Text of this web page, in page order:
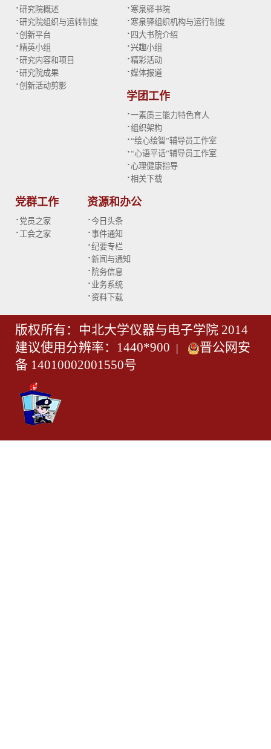
·研究院概述
·研究院组织与运转制度
·创新平台
·精英小组
·研究内容和项目
·研究院成果
·创新活动剪影
· 寒泉驿书院
· 寒泉驿组织机构与运行制度
· 四大书院介绍
·兴趣小组
·精彩活动
·媒体报道
学团工作
·一素质三能力特色育人
·组织架构
·“绘心绘智”辅导员工作室
·“心语平话”辅导员工作室
·心理健康指导
·相关下载
党群工作
· 党员之家
· 工会之家
资源和办公
·今日头条
·事件通知
·纪要专栏
·新闻与通知
· 院务信息
· 业务系统
·资料下载
版权所有：中北大学仪器与电子学院 2014
建议使用分辨率：1440*900 |
晋公网安
备 14010002001550号